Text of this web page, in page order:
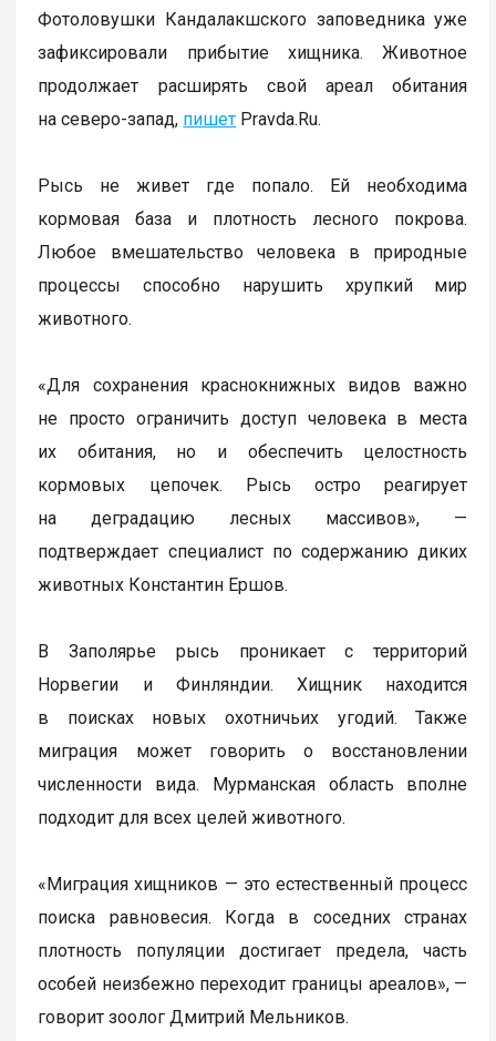
Фотоловушки Кандалакшского заповедника уже
зафиксировали прибытие хищника. Животное
продолжает расширять свой ареал обитания
на северо-запад, пишет Pravda.Ru.
Рысь не живет где попало. Ей необходима
кормовая база и плотность лесного покрова.
Любое вмешательство человека в природные
процессы способно нарушить хрупкий мир
животного.
«Для сохранения краснокнижных видов важно
не просто ограничить доступ человека в места
их обитания, но и обеспечить целостность
кормовых цепочек. Рысь остро реагирует
на деградацию лесных массивов», —
подтверждает специалист по содержанию диких
животных Константин Ершов.
В Заполярье рысь проникает с территорий
Норвегии и Финляндии. Хищник находится
в поисках новых охотничьих угодий. Также
миграция может говорить о восстановлении
численности вида. Мурманская область вполне
подходит для всех целей животного.
«Миграция хищников — это естественный процесс
поиска равновесия. Когда в соседних странах
плотность популяции достигает предела, часть
особей неизбежно переходит границы ареалов», —
говорит зоолог Дмитрий Мельников.